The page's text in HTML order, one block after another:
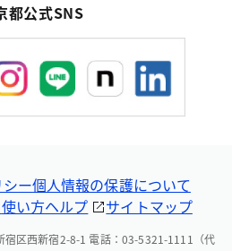
都公式SNS
ー個人情報の保護について
使い方ヘルプ サイトマップ
区西新宿2-8-1 電話：03-5321-1111（代